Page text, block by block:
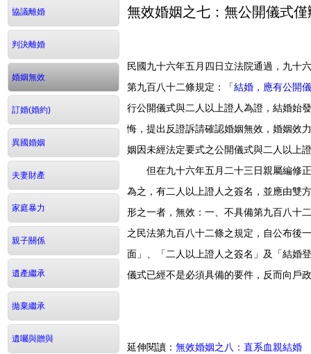
協議離婚
判決離婚
婚姻無效
訂婚(婚約)
異國婚姻
夫妻財產
家庭暴力
親子關係
遺產繼承
拋棄繼承
遺囑與贈與
無效婚姻之七：無公開儀式
民國九十六年五月四日立法院通過，九十
第九百八十二條規定：「結婚，應有公開
行公開儀式與二人以上證人為證，結婚始
悔，提出反證訴請確認婚姻無效，婚姻效
姻因未經法定要式之公開儀式與二人以上
但在九十六年五月二十三日親屬編修正
為之，有二人以上證人之簽名，並應由雙
形之一者，無效：一、不具備第九百八十
之民法第九百八十二條之規定，自公布後
面」、「二人以上證人之簽名」及「結婚
儀式已經不是必須具備的要件，反而向戶
延伸閱讀： 無效婚姻之八：直系血親結婚